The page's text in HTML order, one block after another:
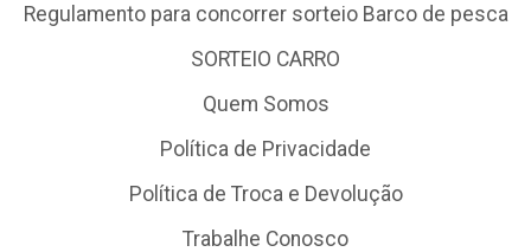
Regulamento para concorrer sorteio Barco de pesca
SORTEIO CARRO
Quem Somos
Política de Privacidade
Política de Troca e Devolução
Trabalhe Conosco